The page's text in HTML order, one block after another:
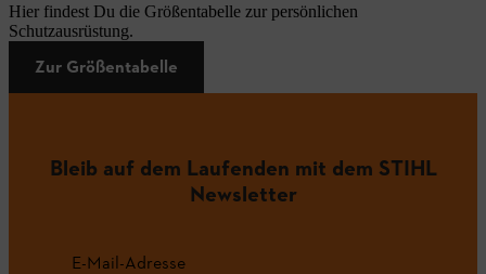
Hier findest Du die Größentabelle zur persönlichen
Schutzausrüstung.
Zur Größentabelle
Bleib auf dem Laufenden mit dem STIHL
Newsletter
E-Mail-Adresse